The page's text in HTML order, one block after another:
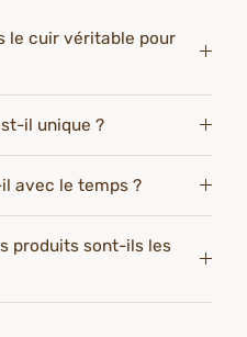
le cuir véritable pour
il unique ?
avec le temps ?
produits sont-ils les